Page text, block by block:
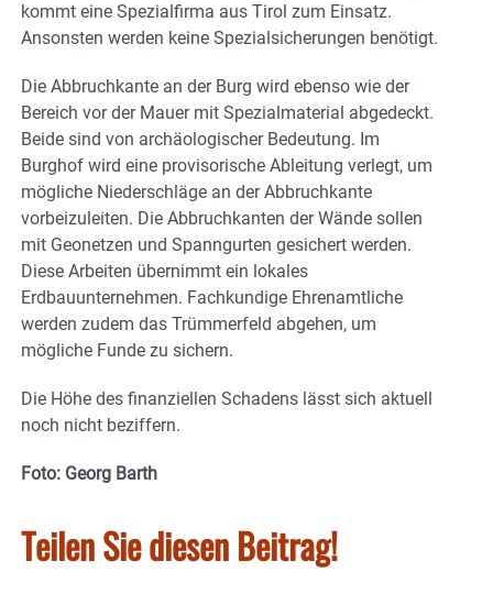
kommt eine Spezialfirma aus Tirol zum Einsatz.
Ansonsten werden keine Spezialsicherungen benötigt.
Die Abbruchkante an der Burg wird ebenso wie der
Bereich vor der Mauer mit Spezialmaterial abgedeckt.
Beide sind von archäologischer Bedeutung. Im
Burghof wird eine provisorische Ableitung verlegt, um
mögliche Niederschläge an der Abbruchkante
vorbeizuleiten. Die Abbruchkanten der Wände sollen
mit Geonetzen und Spanngurten gesichert werden.
Diese Arbeiten übernimmt ein lokales
Erdbauunternehmen. Fachkundige Ehrenamtliche
werden zudem das Trümmerfeld abgehen, um
mögliche Funde zu sichern.
Die Höhe des finanziellen Schadens lässt sich aktuell
noch nicht beziffern.
Foto: Georg Barth
Teilen Sie diesen Beitrag!